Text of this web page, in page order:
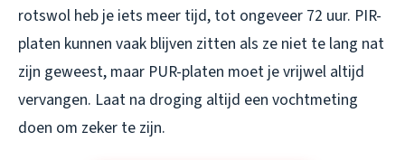
rotswol heb je iets meer tijd, tot ongeveer 72 uur. PIR-
platen kunnen vaak blijven zitten als ze niet te lang nat
zijn geweest, maar PUR-platen moet je vrijwel altijd
vervangen. Laat na droging altijd een vochtmeting
doen om zeker te zijn.